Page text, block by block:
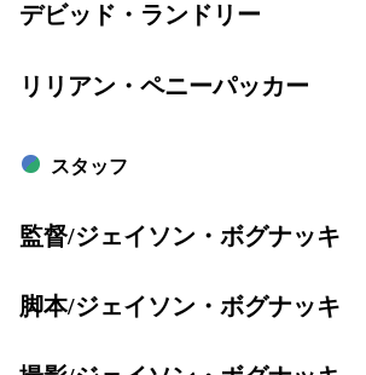
デビッド・ランドリー
リリアン・ペニーパッカー
スタッフ
監督/ジェイソン・ボグナッキ
脚本/ジェイソン・ボグナッキ